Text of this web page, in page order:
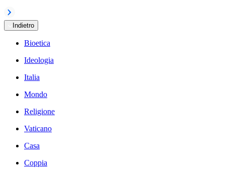
Indietro
Bioetica
Ideologia
Italia
Mondo
Religione
Vaticano
Casa
Coppia